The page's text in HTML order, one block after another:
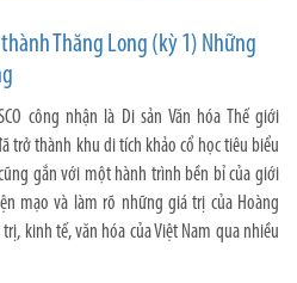
Thăng Long (kỳ 1) Những
công nhận là Di sản Văn hóa Thế giới
trở thành khu di tích khảo cổ học tiêu biểu
gắn với một hành trình bền bỉ của giới
mạo và làm rõ những giá trị của Hoàng
kinh tế, văn hóa của Việt Nam qua nhiều